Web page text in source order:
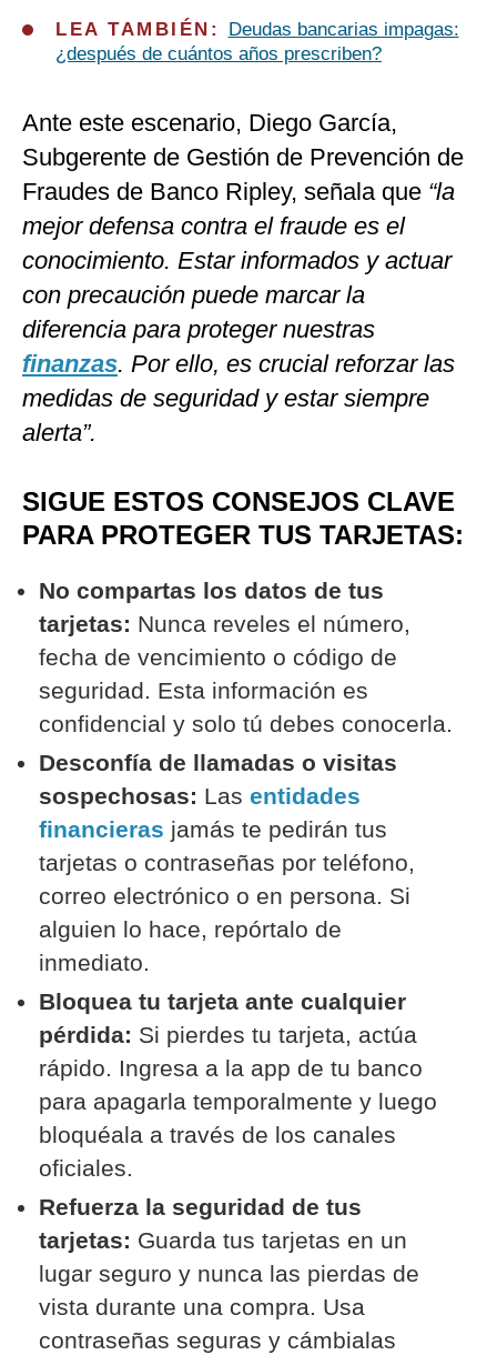
LEA TAMBIÉN:
Deudas bancarias impagas:
¿después de cuántos años prescriben?
Ante este escenario, Diego García,
Subgerente de Gestión de Prevención de
Fraudes de Banco Ripley, señala que “la
mejor defensa contra el fraude es el
conocimiento. Estar informados y actuar
con precaución puede marcar la
diferencia para proteger nuestras
finanzas. Por ello, es crucial reforzar las
medidas de seguridad y estar siempre
alerta”.
SIGUE ESTOS CONSEJOS CLAVE
PARA PROTEGER TUS TARJETAS:
No compartas los datos de tus
tarjetas: Nunca reveles el número,
fecha de vencimiento o código de
seguridad. Esta información es
confidencial y solo tú debes conocerla.
Desconfía de llamadas o visitas
sospechosas: Las entidades
financieras jamás te pedirán tus
tarjetas o contraseñas por teléfono,
correo electrónico o en persona. Si
alguien lo hace, repórtalo de
inmediato.
Bloquea tu tarjeta ante cualquier
pérdida: Si pierdes tu tarjeta, actúa
rápido. Ingresa a la app de tu banco
para apagarla temporalmente y luego
bloquéala a través de los canales
oficiales.
Refuerza la seguridad de tus
tarjetas: Guarda tus tarjetas en un
lugar seguro y nunca las pierdas de
vista durante una compra. Usa
contraseñas seguras y cámbialas